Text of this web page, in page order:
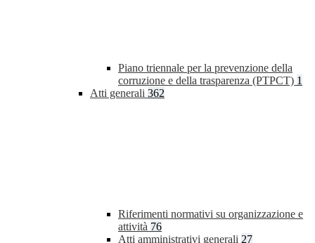
Piano triennale per la prevenzione della
corruzione e della trasparenza (PTPCT) 1
Atti generali 362
Riferimenti normativi su organizzazione e
attività 76
Atti amministrativi generali 27